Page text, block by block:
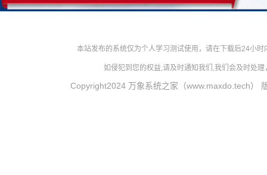
本站发布的系统仅为个人学习测试使用，请在下载后24小
如侵犯到您的权益,请及时通知我们,我们会及时处
Copyright2024 万象系统之家（www.maxdo.tech）